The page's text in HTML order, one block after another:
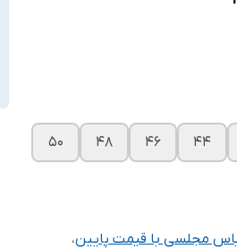
۴۴ ۴۶ ۴۸ ۵۰
مجلسی با قیمت پایین،